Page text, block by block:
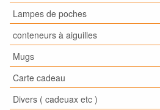
Lampes de poches
conteneurs à aiguilles
Mugs
Carte cadeau
Divers ( cadeuax etc )